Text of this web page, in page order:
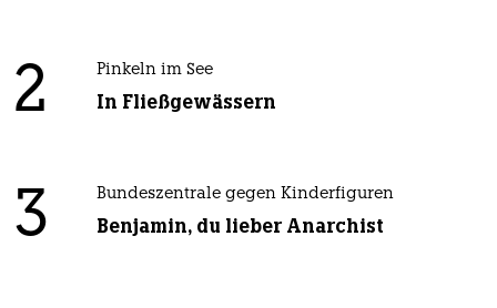
2 Pinkeln im See
In Fließgewässern
3 Bundeszentrale gegen Kinderfiguren
Benjamin, du lieber Anarchist